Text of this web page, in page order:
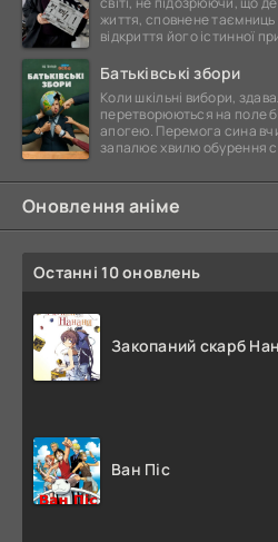
життя, сповнене таємниць
відкриття його істинної
Батьківські збори
Коли шкільні вибори,
перетворюються на поле
апогею. Перемога сина
запалює хвилю обурення
Оновлення аніме
Останні 10 оновлень
Закопаний скарб
Ван Піс